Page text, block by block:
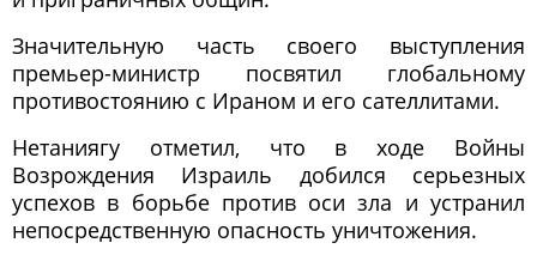
Значительную часть своего выступления
премьер-министр посвятил глобальному
противостоянию с Ираном и его сателлитами.
Нетаниягу отметил, что в ходе Войны
Возрождения Израиль добился серьезных
успехов в борьбе против оси зла и устранил
непосредственную опасность уничтожения.